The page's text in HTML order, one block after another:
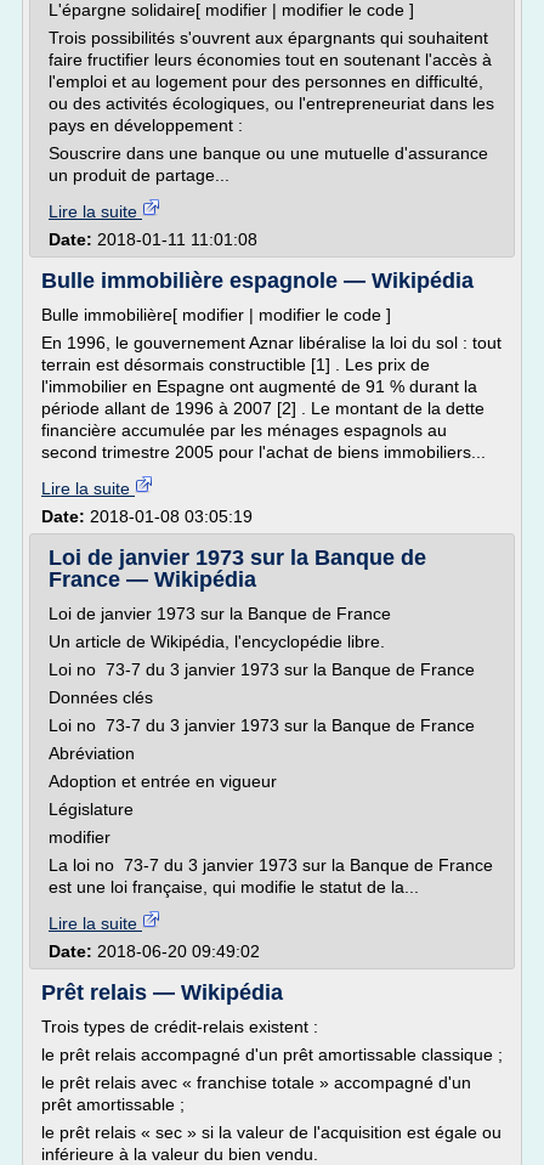
L'épargne solidaire[ modifier | modifier le code ]
Trois possibilités s'ouvrent aux épargnants qui souhaitent
faire fructifier leurs économies tout en soutenant l'accès à
l'emploi et au logement pour des personnes en difficulté,
ou des activités écologiques, ou l'entrepreneuriat dans les
pays en développement :
Souscrire dans une banque ou une mutuelle d'assurance
un produit de partage...
Lire la suite
Date: 2018-01-11 11:01:08
Bulle immobilière espagnole — Wikipédia
Bulle immobilière[ modifier | modifier le code ]
En 1996, le gouvernement Aznar libéralise la loi du sol : tout
terrain est désormais constructible [1] . Les prix de
l'immobilier en Espagne ont augmenté de 91 % durant la
période allant de 1996 à 2007 [2] . Le montant de la dette
financière accumulée par les ménages espagnols au
second trimestre 2005 pour l'achat de biens immobiliers...
Lire la suite
Date: 2018-01-08 03:05:19
Loi de janvier 1973 sur la Banque de
France — Wikipédia
Loi de janvier 1973 sur la Banque de France
Un article de Wikipédia, l'encyclopédie libre.
Loi no 73-7 du 3 janvier 1973 sur la Banque de France
Données clés
Loi no 73-7 du 3 janvier 1973 sur la Banque de France
Abréviation
Adoption et entrée en vigueur
Législature
modifier
La loi no 73-7 du 3 janvier 1973 sur la Banque de France
est une loi française, qui modifie le statut de la...
Lire la suite
Date: 2018-06-20 09:49:02
Prêt relais — Wikipédia
Trois types de crédit-relais existent :
le prêt relais accompagné d'un prêt amortissable classique ;
le prêt relais avec « franchise totale » accompagné d'un
prêt amortissable ;
le prêt relais « sec » si la valeur de l'acquisition est égale ou
inférieure à la valeur du bien vendu.